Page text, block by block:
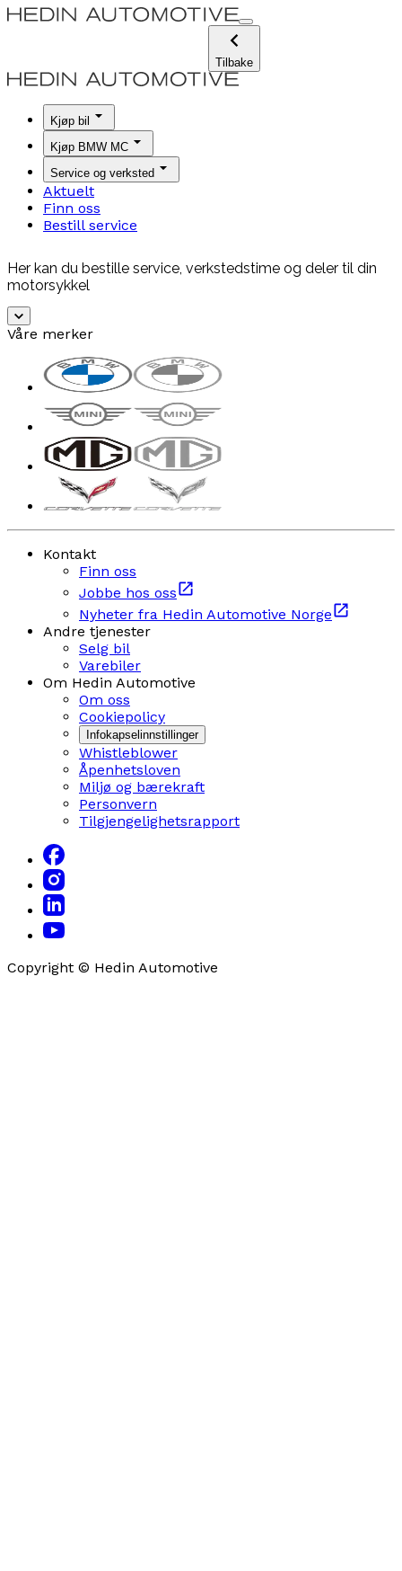
Tilbake
Kjøp bil
Kjøp BMW MC
Service og verksted
Aktuelt
Finn oss
Bestill service
Her kan du bestille service, verkstedstime og deler til din
motorsykkel
Våre merker
Kontakt
Finn oss
Jobbe hos oss
Nyheter fra Hedin Automotive Norge
Andre tjenester
Selg bil
Varebiler
Om Hedin Automotive
Om oss
Cookiepolicy
Infokapselinnstillinger
Whistleblower
Åpenhetsloven
Miljø og bærekraft
Personvern
Tilgjengelighetsrapport
Copyright © Hedin Automotive